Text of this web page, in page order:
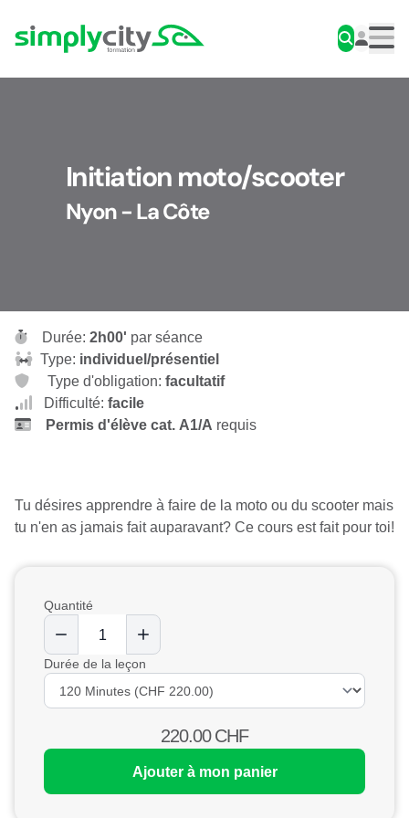
Simplycity
Initiation moto/scooter
Nyon - La Côte
Durée: 2h00' par séance
Type: individuel/présentiel
Type d'obligation: facultatif
Difficulté: facile
Permisd'élève cat. A1/A requis
Tu désires apprendre à faire de la moto ou du scooter mais
tu n'en as jamais fait auparavant? Ce cours est fait pour toi!
Quantité
Durée de la leçon
220.00CHF
Ajouter à mon panier